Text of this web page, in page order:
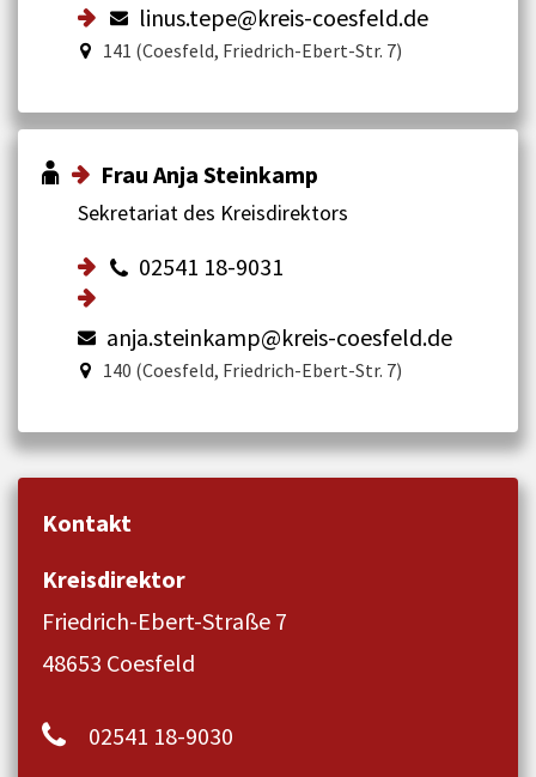
linus.tepe@kreis-coesfeld.de
141 (Coesfeld, Friedrich-Ebert-Str. 7)
Frau Anja Steinkamp
Sekretariat des Kreisdirektors
02541 18-9031
anja.steinkamp@kreis-coesfeld.de
140 (Coesfeld, Friedrich-Ebert-Str. 7)
Kontakt
Kreisdirektor
Friedrich-Ebert-Straße 7
48653 Coesfeld
02541 18-9030